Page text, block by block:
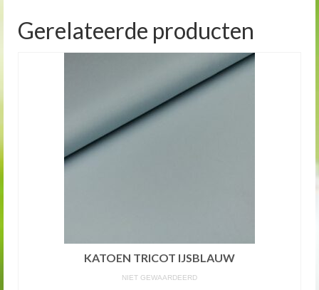
Gerelateerde producten
KATOEN TRICOT IJSBLAUW
NIET GEWAARDEERD